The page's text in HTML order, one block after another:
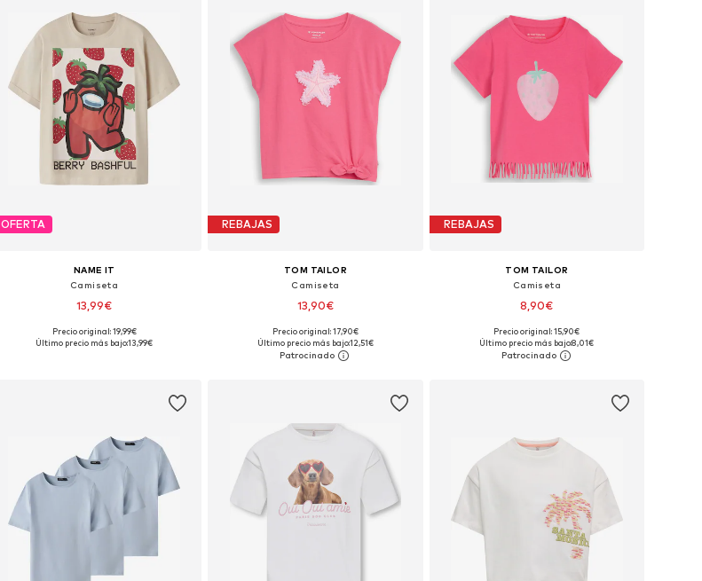
OFERTA
NAME IT
Camiseta
13,99€
Precio original: 19,99€
Último precio más bajo:13,99€
REBAJAS
TOM TAILOR
Camiseta
13,90€
Añadir a la cesta
Precio original: 17,90€
Último precio más bajo:12,51€
REBAJAS
TOM TAILOR
Camiseta
8,90€
Tallas disponibles: 104-110
Añadir a la cesta
Precio original: 15,90€
Último precio más bajo:8,01€